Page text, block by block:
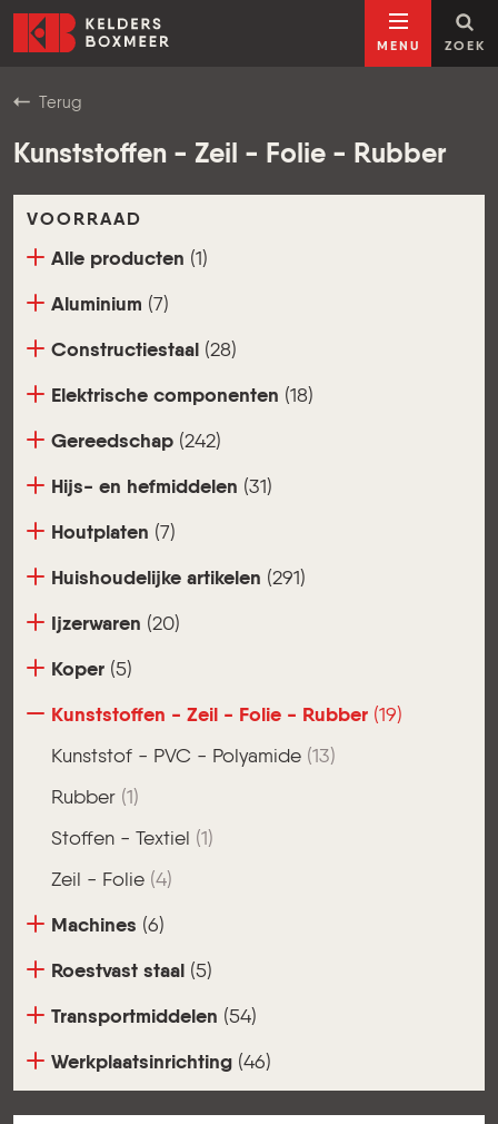
Ga naar inhoud
Kelders Boxmeer
MENU ZOEK
Terug
Kunststoffen - Zeil - Folie - Rubber
VOORRAAD
Alle producten (1)
Aluminium (7)
Constructiestaal (28)
Elektrische componenten (18)
Gereedschap (242)
Hijs- en hefmiddelen (31)
Houtplaten (7)
Huishoudelijke artikelen (291)
Ijzerwaren (20)
Koper (5)
Kunststoffen - Zeil - Folie - Rubber (19)
Kunststof - PVC - Polyamide (13)
Rubber (1)
Stoffen - Textiel (1)
Zeil - Folie (4)
Machines (6)
Roestvast staal (5)
Transportmiddelen (54)
Werkplaatsinrichting (46)